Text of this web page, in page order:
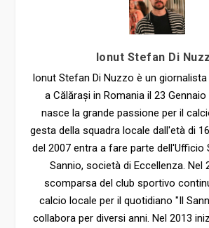
Ionut Stefan Di
Ionut Stefan Di Nuzzo è un
a Călărași in Romania il 23
nasce la grande passione per il
gesta della squadra locale dall'età di
del 2007 entra a fare parte dell'Ufficio
Sannio, società di Eccellenza. Nel
scomparsa del club sportivo
calcio locale per il quotidiano "Il
collabora per diversi anni. Nel 2013